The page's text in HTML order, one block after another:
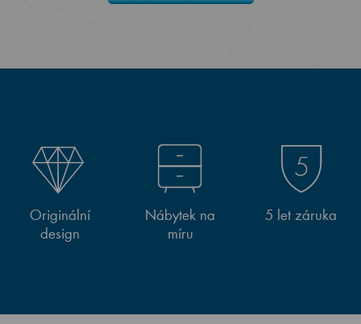
Originální
design
Nábytek na
míru
5 let záruka